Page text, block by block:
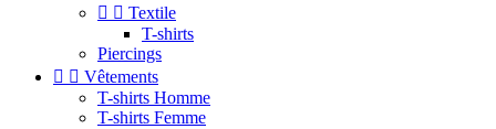
  Textile
T-shirts
Piercings
  Vêtements
T-shirts Homme
T-shirts Femme